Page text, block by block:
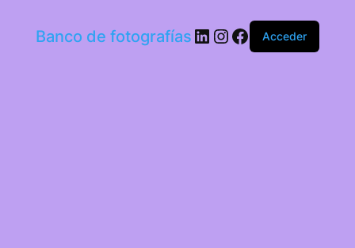
Banco de fotografías LinkedIn
Instagram
Facebook
Acceder